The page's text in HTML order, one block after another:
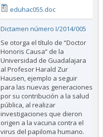
eduhac055.doc
Dictamen número I/2014/005
Se otorga el título de “Doctor
Honoris Causa” de la
Universidad de Guadalajara
al Profesor Harald Zur
Hausen, ejemplo a seguir
para las nuevas generaciones
por su contribución a la salud
pública, al realizar
investigaciones que dieron
origen a la vacuna contra el
virus del papiloma humano.